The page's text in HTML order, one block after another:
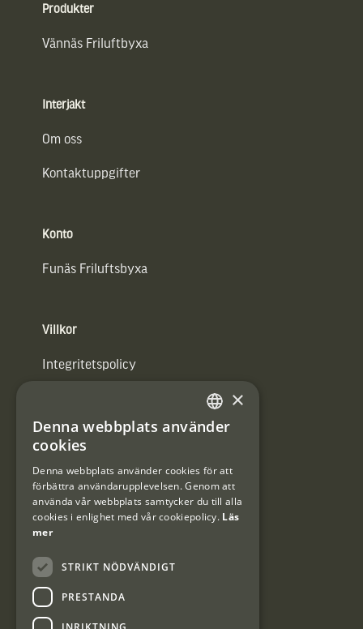
Produkter
Vännäs Friluftbyxa
Interjakt
Om oss
Kontaktuppgifter
Konto
Funäs Friluftsbyxa
Villkor
Integritetspolicy
#Interjaktfamily
Kundklubb
Information om kundklubben.
SWEDISH
×
Denna webbplats använder
cookies
Denna webbplats använder cookies för att
förbättra användarupplevelsen. Genom att
använda vår webbplats samtycker du till alla
cookies i enlighet med vår cookiepolicy. Läs
mer
STRIKT NÖDVÄNDIGT
PRESTANDA